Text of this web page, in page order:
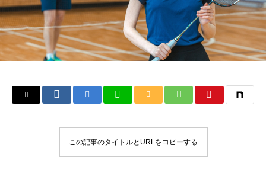
この記事のタイトルとURLをコピーする